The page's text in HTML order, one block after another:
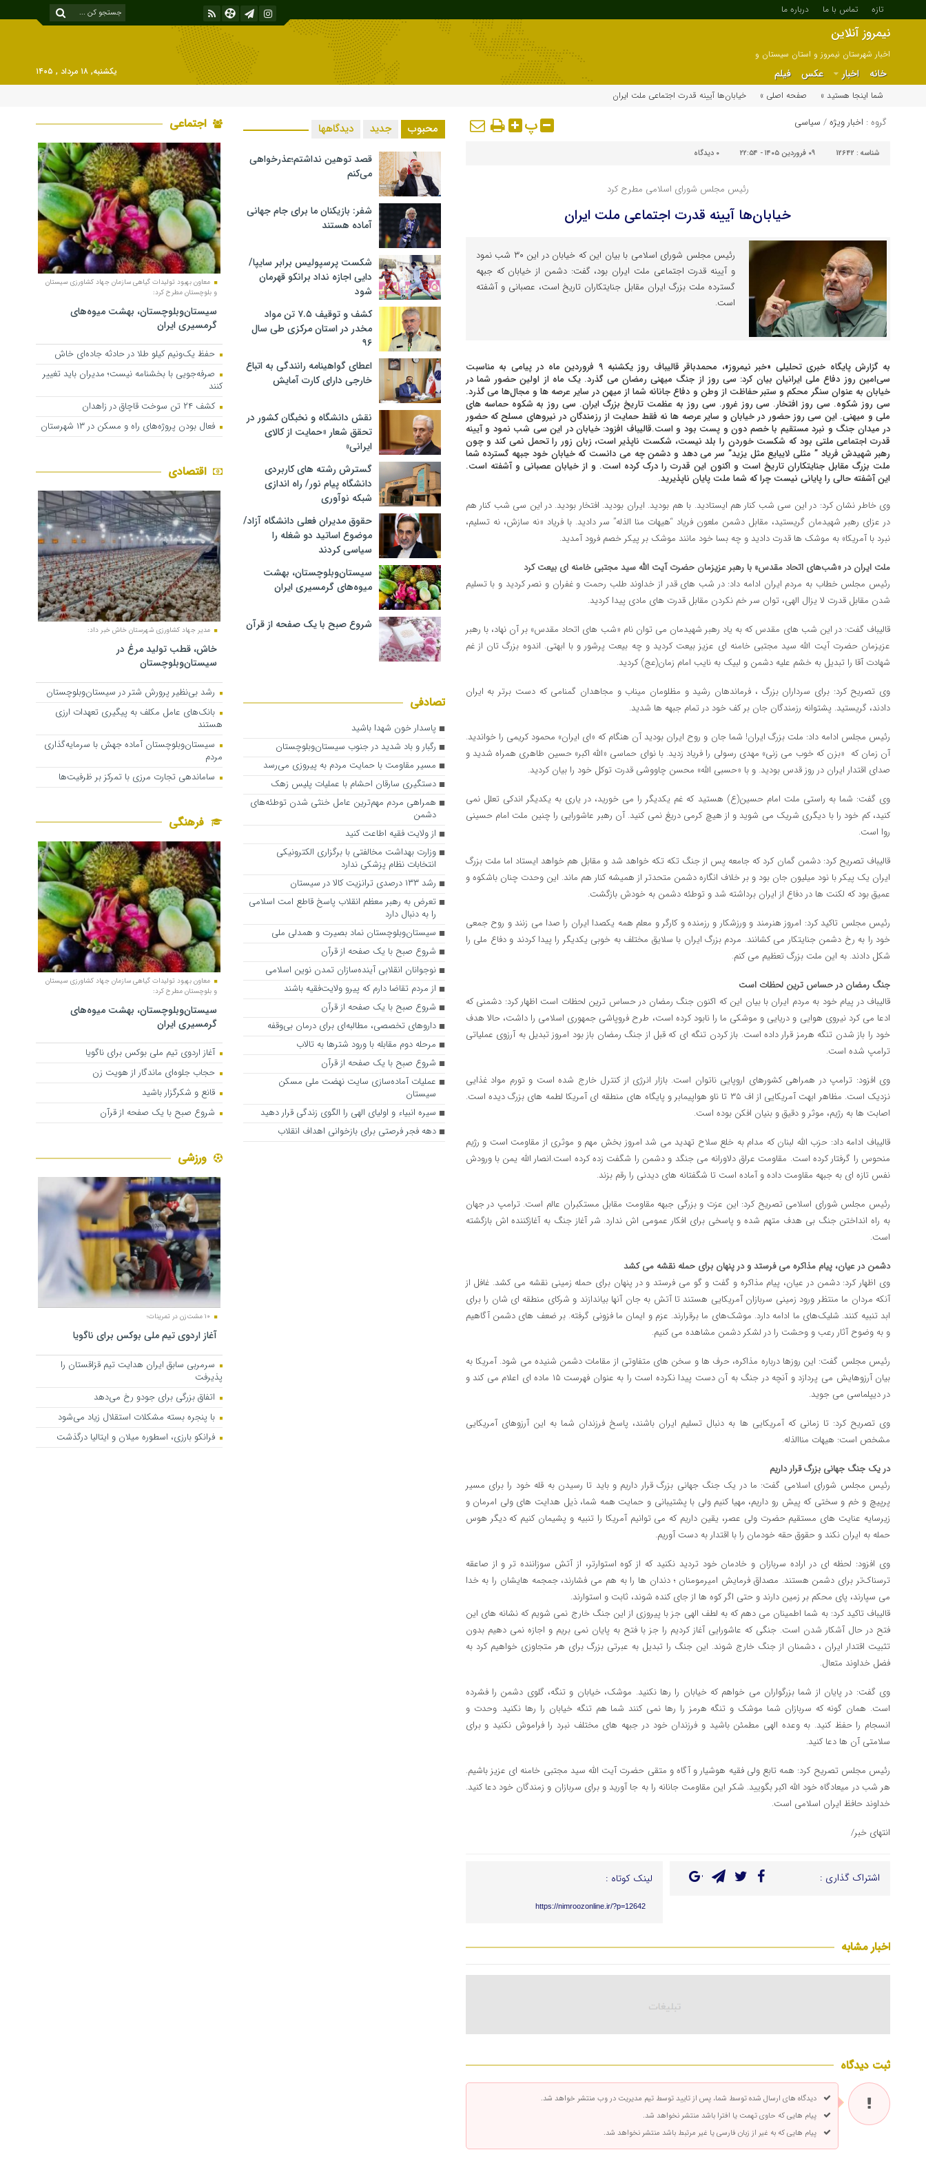
تازه تماس با ما درباره ما
نیمروز آنلاین
اخبار شهرستان نیمروز و استان سیستان و
بلوچستان
خانه اخبار عکس فیلم
یکشنبه, ۱۸ مرداد , ۱۴۰۵
شما اینجا هستید »
صفحه اصلی » خیابان‌ها آیینه قدرت اجتماعی ملت ایران
گروه : اخبار ویژه/ سیاسی پ
شناسه : 12642 ۰۹ فروردین ۱۴۰۵ - ۲۲:۵۴ ۰ دیدگاه
رئیس مجلس شورای اسلامی مطرح کرد
خیابان‌ها آیینه قدرت اجتماعی ملت ایران
رئیس مجلس شورای اسلامی با بیان این که خیابان در این ۳۰ شب نمود
و آیینه قدرت اجتماعی ملت ایران بود، گفت: دشمن از خیابان که جبهه
گسترده ملت بزرگ ایران مقابل جنایتکاران تاریخ است، عصبانی و آشفته
است.
به گزارش پایگاه خبری تحلیلی «خبر نیمروز»، محمدباقر قالیباف
روز یکشنبه ۹ فروردین ماه در پیامی به مناسبت
سی‌امین روز دفاع ملی ایرانیان بیان کرد: سی روز از جنگ میهنی رمضان می گذرد. یک ماه از اولین حضور شما در
خیابان به عنوان سنگر محکم و ستبر حفاظت از وطن و دفاع جانانه شما از میهن در سایر عرصه ها و مجال‌ها می گذرد.
سی روز شکوه. سی روز افتخار. سی روز غرور. سی روز به عظمت تاریخ بزرگ ایران. سی روز به شکوه حماسه های
ملی و میهنی. این سی روز حضور در خیابان و سایر عرصه ها نه فقط حمایت از رزمندگان در نیروهای مسلح که حضور
در میدان جنگ و نبرد مستقیم با خصم دون و پست بود و است.قالیباف افزود: خیابان در این سی شب نمود و آیینه
قدرت اجتماعی ملتی بود که شکست خوردن را بلد نیست، شکست ناپذیر است، زبان زور را تحمل نمی کند و چون
رهبر شهیدش فریاد ” مثلی لایبایع مثل یزید” سر می دهد و دشمن چه می دانست که خیابان خود جبهه گسترده شما
ملت بزرگ مقابل جنایتکاران تاریخ است و اکنون این قدرت را درک کرده است. و از خیابان عصبانی و آشفته است.
این آشفته حالی را پایانی نیست چرا که شما ملت پایان ناپذیرید.
وی خاطر نشان کرد: در این سی شب کنار هم ایستادید. با هم بودید. ایران بودید. افتخار بودید. در این سی شب کنار هم
در عزای رهبر شهیدمان گریستید، مقابل دشمن ملعون فریاد “هیهات منا الذله” سر دادید. با فریاد «نه سازش، نه تسلیم،
نبرد با آمریکا» به موشک ها قدرت دادید و چه بسا خود مانند موشک بر پیکر خصم فرود آمدید.
ملت ایران در «شب‌های اتحاد مقدس» با رهبر عزیزمان حضرت آیت الله سید مجتبی خامنه ای بیعت کرد
رئیس مجلس خطاب به مردم ایران ادامه داد: در شب های قدر از خداوند طلب رحمت و غفران و نصر کردید و با تسلیم
شدن مقابل قدرت لا یزال الهی، توان سر خم نکردن مقابل قدرت های مادی پیدا کردید.
قالیباف گفت: در این شب های مقدس که به یاد رهبر شهیدمان می توان نام «شب های اتحاد مقدس» بر آن نهاد، با رهبر
عزیزمان حضرت آیت الله سید مجتبی خامنه ای عزیز بیعت کردید و چه بیعت پرشور و با ابهتی. اندوه بزرگ تان از غم
شهادت آقا را تبدیل به خشم علیه دشمن و لبیک به نایب امام زمان(عج) کردید.
وی تصریح کرد: برای سرداران بزرگ ، فرماندهان رشید و مظلومان میناب و مجاهدان گمنامی که دست برتر به ایران
دادند، گریستید. پشتوانه رزمندگان جان بر کف خود در تمام جبهه ها شدید.
رئیس مجلس ادامه داد: ملت بزرگ ایران! شما جان و روح ایران بودید آن هنگام که «ای ایران» محمود کریمی را خواندید.
آن زمان که «بزن که خوب می زنی» مهدی رسولی را فریاد زدید. با نوای حماسی «الله اکبر» حسین طاهری همراه شدید و
صدای اقتدار ایران در روز قدس بودید. و با «حسبی الله» محسن چاووشی قدرت توکل خود را بیان کردید.
وی گفت: شما به راستی ملت امام حسین(ع) هستید که غم یکدیگر را می خورید، در یاری به یکدیگر اندکی تعلل نمی
کنید، کم خود را با دیگری شریک می شوید و از هیچ کرمی دریغ نمی کنید. آن رهبر عاشورایی را چنین ملت امام حسینی
روا است.
قالیباف تصریح کرد: دشمن گمان کرد که جامعه پس از جنگ تکه تکه خواهد شد و مقابل هم خواهد ایستاد اما ملت بزرگ
ایران یک پیکر با نود میلیون جان بود و بر خلاف انگاره دشمن متحدتر از همیشه کنار هم ماند. این وحدت چنان باشکوه و
عمیق بود که لکنت ها در دفاع از ایران برداشته شد و توطئه دشمن به خودش بازگشت.
رئیس مجلس تاکید کرد: امروز هنرمند و ورزشکار و رزمنده و کارگر و معلم همه یکصدا ایران را صدا می زنند و روح جمعی
خود را به رخ دشمن جنایتکار می کشانند. مردم بزرگ ایران با سلایق مختلف به خوبی یکدیگر را پیدا کردند و دفاع ملی را
شکل دادند. به این ملت بزرگ تعظیم می کنم.
جنگ رمضان در حساس ترین لحظات است
قالیباف در پیام خود به مردم ایران با بیان این که اکنون جنگ رمضان در حساس ترین لحظات است اظهار کرد: دشمنی که
ادعا می کرد نیروی هوایی و دریایی و موشکی ما را نابود کرده است، طرح فروپاشی جمهوری اسلامی را داشت، حالا هدف
خود را باز شدن تنگه هرمز قرار داده است. باز کردن تنگه ای که قبل از جنگ رمضان باز بود امروز تبدیل به آرزوی عملیاتی
ترامپ شده است.
وی افزود: ترامپ در همراهی کشورهای اروپایی ناتوان است. بازار انرژی از کنترل خارج شده است و تورم مواد غذایی
نزدیک است. مظاهر ابهت آمریکایی از اف ۳۵ تا ناو هواپیمابر و پایگاه های منطقه ای آمریکا لطمه های بزرگ دیده است.
اصابت ها به رژیم، موثر و دقیق و بنیان افکن بوده است.
قالیباف ادامه داد: حزب الله لبنان که مدام به خلع سلاح تهدید می شد امروز بخش مهم و موثری از مقاومت است و رژیم
منحوس را گرفتار کرده است. مقاومت عراق دلاورانه می جنگد و دشمن را شگفت زده کرده است.انصار الله یمن با ورودش
نفس تازه ای به جبهه مقاومت داده و آماده است تا شگفتانه های دیدنی را رقم بزند.
رئیس مجلس شورای اسلامی تصریح کرد: این عزت و بزرگی جبهه مقاومت مقابل مستکبران عالم است. ترامپ در جهان
به راه انداختن جنگ بی هدف متهم شده و پاسخی برای افکار عمومی اش ندارد. شر آغاز جنگ به آغازکننده اش بازگشته
است.
دشمن در عیان، پیام مذاکره می فرستد و در پنهان برای حمله نقشه می کشد
وی اظهار کرد: دشمن در عیان، پیام مذاکره و گفت و گو می فرستد و در پنهان برای حمله زمینی نقشه می کشد. غافل از
آنکه مردان ما منتظر ورود زمینی سربازان آمریکایی هستند تا آتش به جان آنها بیاندازند و شرکای منطقه ای شان را برای
ابد تنبیه کنند. شلیک‌های ما ادامه دارد. موشک‌های ما برقرارند. عزم و ایمان ما فزونی گرفته. بر ضعف های دشمن آگاهیم
و به وضوح آثار رعب و وحشت را در لشکر دشمن مشاهده می کنیم.
رئیس مجلس گفت: این روزها درباره مذاکره، حرف ها و سخن های متفاوتی از مقامات دشمن شنیده می شود. آمریکا به
بیان آرزوهایش می پردازد و آنچه در جنگ به آن دست پیدا نکرده است را به عنوان فهرست ۱۵ ماده ای اعلام می کند و
در دیپلماسی می جوید.
وی تصریح کرد: تا زمانی که آمریکایی ها به دنبال تسلیم ایران باشند، پاسخ فرزندان شما به این آرزوهای آمریکایی
مشخص است: هیهات مناالذله.
در یک جنگ جهانی بزرگ قرار داریم
رئیس مجلس شورای اسلامی گفت: ما در یک جنگ جهانی بزرگ قرار داریم و باید تا رسیدن به قله خود را برای مسیر
پرپیچ و خم و سختی که پیش رو داریم، مهیا کنیم ولی با پشتیبانی و حمایت همه شما، ذیل هدایت های ولی امرمان و
زیرسایه عنایت های مستقیم حضرت ولی عصر، یقین داریم که می توانیم آمریکا را تنبیه و پشیمان کنیم که دیگر هوس
حمله به ایران نکند و حقوق حقه خودمان را با اقتدار به دست آوریم.
وی افزود: لحظه ای در اراده سربازان و خادمان خود تردید نکنید که از کوه استوارتر، از آتش سوزاننده تر و از صاعقه
ترسناک‌تر برای دشمن هستند. مصداق فرمایش امیرمومنان ؛ دندان ها را به هم می فشارند، جمجمه هایشان را به خدا
می سپارند، پای محکم بر زمین دارند و حتی اگر کوه ها از جای کنده شوند، ثابت و استوارند.
قالیباف تاکید کرد: به شما اطمینان می دهم که به لطف الهی جز با پیروزی از این جنگ خارج نمی شویم که نشانه های این
فتح در حال آشکار شدن است. جنگی که عاشورایی آغاز کردیم را جز با فتح به پایان نمی بریم و اجازه نمی دهیم بدون
تثبیت اقتدار ایران ، دشمنان از جنگ خارج شوند. این جنگ را تبدیل به عبرتی بزرگ برای هر متجاوزی خواهیم کرد به
فضل خداوند متعال.
وی گفت: در پایان از شما بزرگواران می خواهم که خیابان را رها نکنید. موشک، خیابان و تنگه، گلوی دشمن را فشرده
است. همان گونه که سربازان شما موشک و تنگه هرمز را رها نمی کنند شما هم تنگه خیابان را رها نکنید. وحدت و
انسجام را حفظ کنید. به وعده الهی مطمئن باشید و فرزندان خود در جبهه های مختلف نبرد را فراموش نکنید و برای
سلامتی آن ها دعا کنید.
رئیس مجلس تصریح کرد: همه تابع ولی فقیه هوشیار و آگاه و متقی حضرت آیت الله سید مجتبی خامنه ای عزیز باشیم.
هر شب در میعادگاه خود الله اکبر بگویید. شکر این مقاومت جانانه را به جا آورید و برای سربازان و زمندگان خود دعا کنید.
خداوند حافظ ایران اسلامی است.
انتهای خبر/
اشتراک گذاری : لینک کوتاه :
https://nimroozonline.ir/?p=12642
اخبار مشابه
ثبت دیدگاه
دیدگاه های ارسال شده توسط شما، پس از تایید توسط تیم مدیریت در وب منتشر خواهد شد.
پیام هایی که حاوی تهمت یا افترا باشد منتشر نخواهد شد.
پیام هایی که به غیر از زبان فارسی یا غیر مرتبط باشد منتشر نخواهد شد.
محبوب جدید دیدگاهها
قصد توهین نداشتم؛عذرخواهی
می‌کنم
شفر: بازیکنان ما برای جام جهانی
آماده هستند
شکست پرسپولیس برابر سایپا/
دایی اجازه نداد برانکو قهرمان
شود
کشف و توقیف ۷.۵ تن مواد
مخدر در استان مرکزی طی سال
۹۶
اعطای گواهینامه رانندگی به اتباع
خارجی دارای کارت آمایش
نقش دانشگاه و نخبگان کشور در
تحقق شعار «حمایت از کالای
ایرانی»
گسترش رشته های کاربردی
دانشگاه پیام نور/ راه اندازی
شبکه نوآوری
حقوق مدیران فعلی دانشگاه آزاد/
موضوع اساتید دو شغله را
سیاسی کردند
سیستان‌وبلوچستان، بهشت
میوه‌های گرمسیری ایران
شروع صبح با یک صفحه از قرآن
تصادفی
پاسدار خون شهدا باشید
رگبار و باد شدید در جنوب سیستان‌وبلوچستان
مسیر مقاومت با حمایت مردم به پیروزی می‌رسد
دستگیری سارقان احشام با عملیات پلیس زهک
همراهی مردم مهم‌ترین عامل خنثی شدن توطئه‌های
دشمن
از ولایت‌ فقیه اطاعت کنید
وزارت بهداشت مخالفتی با برگزاری الکترونیکی
انتخابات نظام پزشکی ندارد
رشد ۱۳۳ درصدی ترانزیت کالا در سیستان
تعرض به رهبر معظم انقلاب پاسخ قاطع امت اسلامی
را به دنبال دارد
سیستان‌‌وبلوچستان نماد بصیرت و همدلی ملی
شروع صبح با یک صفحه از قرآن
نوجوانان انقلابی آینده‌سازان تمدن نوین اسلامی
از مردم تقاضا دارم که پیرو ولایت‌فقیه باشند
شروع صبح با یک صفحه از قرآن
داروهای تخصصی، مطالبه‌ای برای درمان بی‌وقفه
مرحله دوم مقابله با ورود شترها به تالاب
شروع صبح با یک صفحه از قرآن
عملیات آماده‌سازی سایت نهضت ملی مسکن
سیستان
سیره انبیاء و اولیای الهی را الگوی زندگی قرار دهید
دهه فجر فرصتی برای بازخوانی اهداف انقلاب
اجتماعی
معاون بهبود تولیدات گیاهی سازمان جهاد کشاورزی سیستان
و بلوچستان مطرح کرد:
سیستان‌وبلوچستان، بهشت میوه‌های
گرمسیری ایران
حفظ یک‌ونیم کیلو طلا در حادثه جاده‌ای خاش
صرفه‌جویی با بخشنامه نیست؛ مدیران باید تغییر
کنند
کشف ۲۴ تن سوخت قاچاق در زاهدان
فعال بودن پروژه‌های راه و مسکن در ۱۳ شهرستان
اقتصادی
مدیر جهاد کشاورزی شهرستان خاش خبر داد:
خاش، قطب تولید مرغ در
سیستان‌وبلوچستان
رشد بی‌نظیر پرورش شتر در سیستان‌وبلوچستان
بانک‌های عامل مکلف به پیگیری تعهدات ارزی
هستند
سیستان‌وبلوچستان آماده جهش با سرمایه‌گذاری
مردم
ساماندهی تجارت مرزی با تمرکز بر ظرفیت‌ها
فرهنگی
معاون بهبود تولیدات گیاهی سازمان جهاد کشاورزی سیستان
و بلوچستان مطرح کرد:
سیستان‌وبلوچستان، بهشت میوه‌های
گرمسیری ایران
آغاز اردوی تیم ملی بوکس برای ناگویا
حجاب جلوه‌ای ماندگار از هویت زن
قانع و شکرگزار باشید
شروع صبح با یک صفحه از قرآن
ورزشی
آغاز اردوی تیم ملی بوکس برای ناگویا
سرمربی سابق ایران هدایت تیم قزاقستان را
پذیرفت
اتفاق بزرگی برای جودو رخ می‌دهد
با پنجره بسته مشکلات استقلال زیاد می‌شود
فرانکو بارزی، اسطوره میلان و ایتالیا درگذشت